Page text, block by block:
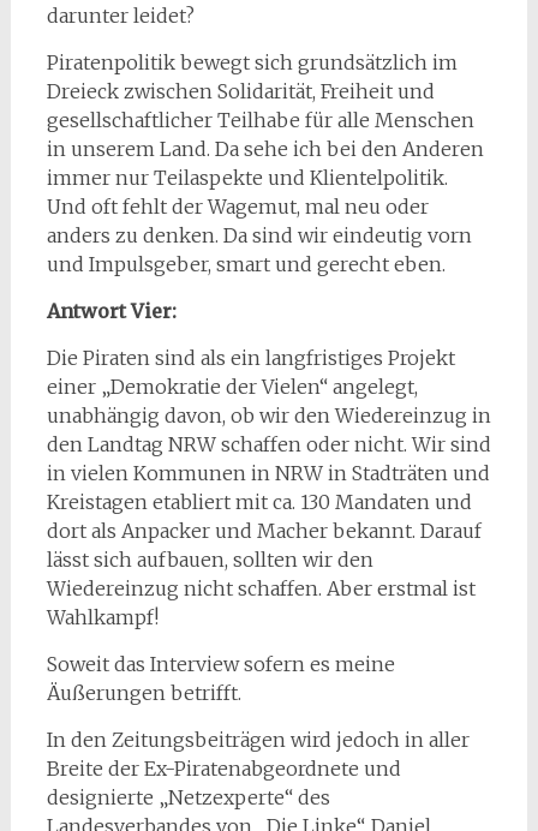
darunter leidet?
Piratenpolitik bewegt sich grundsätzlich im
Dreieck zwischen Solidarität, Freiheit und
gesellschaftlicher Teilhabe für alle Menschen
in unserem Land. Da sehe ich bei den Anderen
immer nur Teilaspekte und Klientelpolitik.
Und oft fehlt der Wagemut, mal neu oder
anders zu denken. Da sind wir eindeutig vorn
und Impulsgeber, smart und gerecht eben.
Antwort Vier:
Die Piraten sind als ein langfristiges Projekt
einer „Demokratie der Vielen“ angelegt,
unabhängig davon, ob wir den Wiedereinzug in
den Landtag NRW schaffen oder nicht. Wir sind
in vielen Kommunen in NRW in Stadträten und
Kreistagen etabliert mit ca. 130 Mandaten und
dort als Anpacker und Macher bekannt. Darauf
lässt sich aufbauen, sollten wir den
Wiedereinzug nicht schaffen. Aber erstmal ist
Wahlkampf!
Soweit das Interview sofern es meine
Äußerungen betrifft.
In den Zeitungsbeiträgen wird jedoch in aller
Breite der Ex-Piratenabgeordnete und
designierte „Netzexperte“ des
Landesverbandes von „Die Linke“, Daniel